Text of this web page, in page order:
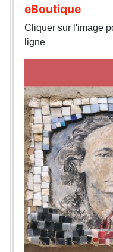
eBoutique
Cliquer sur l'image
ligne